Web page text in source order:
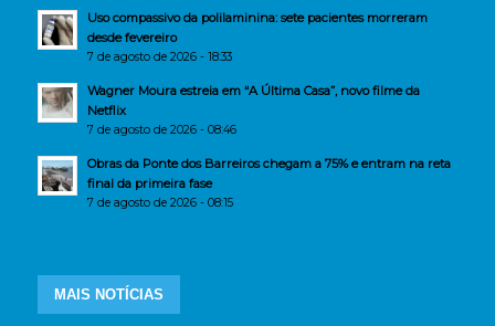
Uso compassivo da polilaminina: sete pacientes morreram
desde fevereiro
7 de agosto de 2026 - 18:33
Wagner Moura estreia em “A Última Casa”, novo filme da
Netflix
7 de agosto de 2026 - 08:46
Obras da Ponte dos Barreiros chegam a 75% e entram na reta
final da primeira fase
7 de agosto de 2026 - 08:15
MAIS NOTÍCIAS